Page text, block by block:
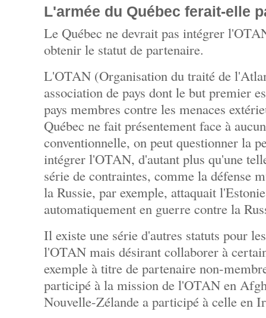
L'armée du Québec ferait-elle
Le Québec ne devrait pas intégrer
obtenir le statut de partenaire.
L'OTAN (Organisation du traité de
association de pays dont le but premier
pays membres contre les menaces
Québec ne fait présentement face à
conventionnelle, on peut questionner la
intégrer l'OTAN, d'autant plus qu'une
série de contraintes, comme la défense
la Russie, par exemple, attaquait
automatiquement en guerre contre la
Il existe une série d'autres statuts pour
l'OTAN mais désirant collaborer à
exemple à titre de partenaire non-
participé à la mission de l'OTAN en
Nouvelle-Zélande a participé à celle en